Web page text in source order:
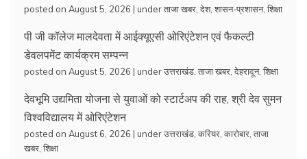
posted on August 5, 2026 | underताजा खबर देश, शासन-प्रशासन, शिक्षा
पी जी कॉलेज मालदेवता में आईक्यूएसी ओरिएंटेशन एवं फैकल्टी
डेवलपमेंट कार्यक्रम सम्पन्न
posted on August 5, 2026 | underउत्तराखंड ताजा खबर देहरादून, शिक्षा
देवभूमि उद्यमिता योजना से युवाओं को स्टार्टअप की राह, श्री देव सुमन
विश्वविद्यालय में ओरिएंटेशन
posted on August 6, 2026 | underउत्तराखंड करियर कारोबार ताजा
खबर शिक्षा